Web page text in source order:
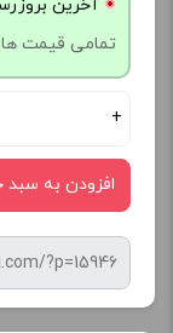
آخرین بروزرسانی
تمامی قیمت ها
+
افزودن به سبد